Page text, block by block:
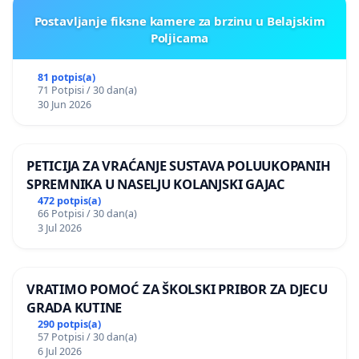
Postavljanje fiksne kamere za brzinu u Belajskim
Poljicama
81 potpis(a)
71 Potpisi / 30 dan(a)
30 Jun 2026
PETICIJA ZA VRAĆANJE SUSTAVA POLUUKOPANIH
SPREMNIKA U NASELJU KOLANJSKI GAJAC
472 potpis(a)
66 Potpisi / 30 dan(a)
3 Jul 2026
VRATIMO POMOĆ ZA ŠKOLSKI PRIBOR ZA DJECU
GRADA KUTINE
290 potpis(a)
57 Potpisi / 30 dan(a)
6 Jul 2026